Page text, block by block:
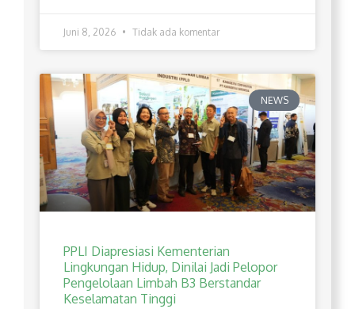
Juni 8, 2026 Tidak ada komentar
NEWS
PPLI Diapresiasi Kementerian
Lingkungan Hidup, Dinilai Jadi Pelopor
Pengelolaan Limbah B3 Berstandar
Keselamatan Tinggi